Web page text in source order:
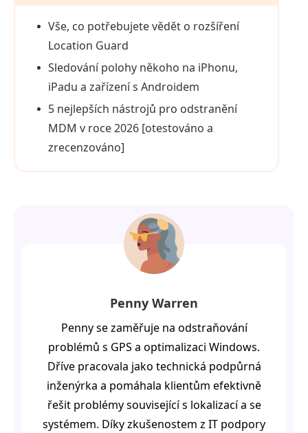
Vše, co potřebujete vědět o rozšíření
Location Guard
Sledování polohy někoho na iPhonu,
iPadu a zařízení s Androidem
5 nejlepších nástrojů pro odstranění
MDM v roce 2026 [otestováno a
zrecenzováno]
Penny Warren
Penny se zaměřuje na odstraňování
problémů s GPS a optimalizaci Windows.
Dříve pracovala jako technická podpůrná
inženýrka a pomáhala klientům efektivně
řešit problémy související s lokalizací a se
systémem. Díky zkušenostem z IT podpory